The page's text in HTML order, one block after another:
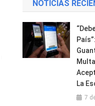
NOTICIAS
La
7